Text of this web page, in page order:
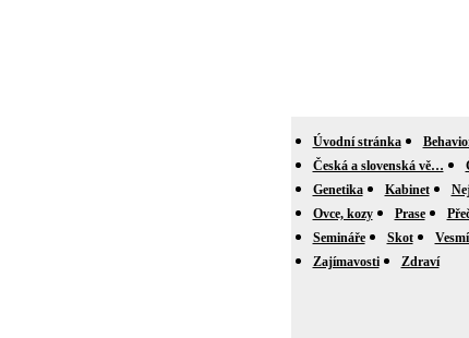
Úvodní stránka
Česká a slovenská vě…
Genetika
Kabinet
Ovce, kozy
Prase
Semináře
Skot
Zajímavosti
Zdraví